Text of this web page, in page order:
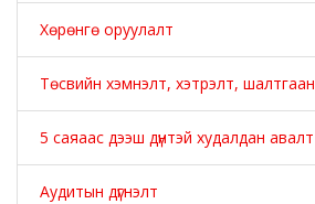
Хөрөнгө оруулалт
Төсвийн хэмнэлт, хэтрэлт, шалтгаан
5 саяаас дээш дүнтэй худалдан авалт
Аудитын дүгнэлт